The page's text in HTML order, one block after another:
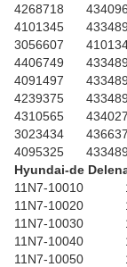
4268718
4101345
3056607
4406749
4091497
4239375
4310565
3023434
4095325
Hyundai-de
11N7-10010
11N7-10020
11N7-10030
11N7-10040
11N7-10050